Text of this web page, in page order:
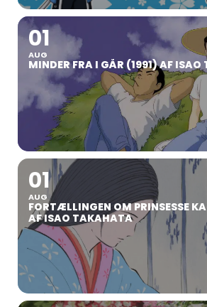
01
AUG
MINDER FRA I GÅR (1991) AF
01
AUG
FORTÆLLINGEN OM PRINSESSE
AF ISAO TAKAHATA